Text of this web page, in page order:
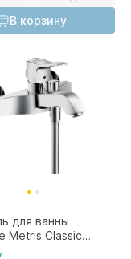
В корзину
для ванны
Metris Сlassic